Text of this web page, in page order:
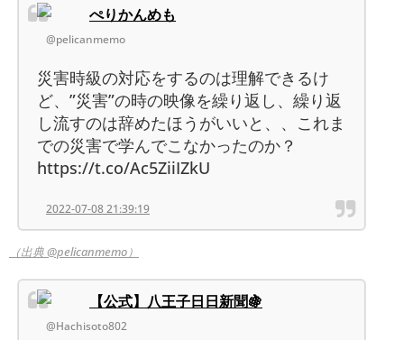
ぺりかんめも
@pelicanmemo
災害時級の対応をするのは理解できるけ
ど、”災害”の時の映像を繰り返し、繰り返
し流すのは辞めたほうがいいと、、これま
での災害で学んでこなかったのか？
https://t.co/Ac5ZiiIZkU
2022-07-08 21:39:19
（出典 @pelicanmemo）
【公式】八王子日日新聞🍇
@Hachisoto802